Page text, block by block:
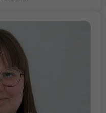
tego, jak
strona jest
używana.
Doświadczenie
Aby nasza strona
internetowa